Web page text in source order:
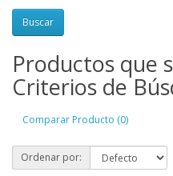
Productos que
Criterios de
Comparar Producto (0)
Ordenar por: